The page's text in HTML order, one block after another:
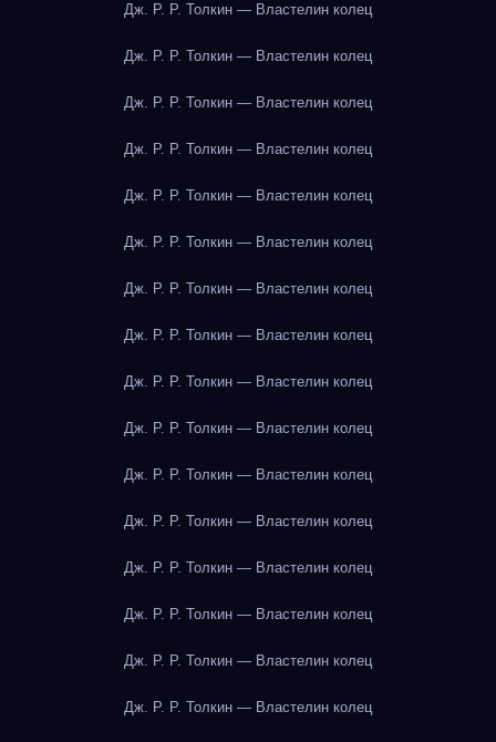
Дж. Р. Р. Толкин — Властелин колец
Дж. Р. Р. Толкин — Властелин колец
Дж. Р. Р. Толкин — Властелин колец
Дж. Р. Р. Толкин — Властелин колец
Дж. Р. Р. Толкин — Властелин колец
Дж. Р. Р. Толкин — Властелин колец
Дж. Р. Р. Толкин — Властелин колец
Дж. Р. Р. Толкин — Властелин колец
Дж. Р. Р. Толкин — Властелин колец
Дж. Р. Р. Толкин — Властелин колец
Дж. Р. Р. Толкин — Властелин колец
Дж. Р. Р. Толкин — Властелин колец
Дж. Р. Р. Толкин — Властелин колец
Дж. Р. Р. Толкин — Властелин колец
Дж. Р. Р. Толкин — Властелин колец
Дж. Р. Р. Толкин — Властелин колец